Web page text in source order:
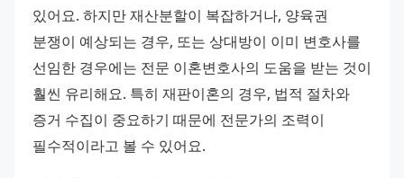
있어요. 하지만 재산분할이 복잡하거나, 양육권
분쟁이 예상되는 경우, 또는 상대방이 이미 변호사를
선임한 경우에는 전문 이혼변호사의 도움을 받는 것이
훨씬 유리해요. 특히 재판이혼의 경우, 법적 절차와
증거 수집이 중요하기 때문에 전문가의 조력이
필수적이라고 볼 수 있어요.